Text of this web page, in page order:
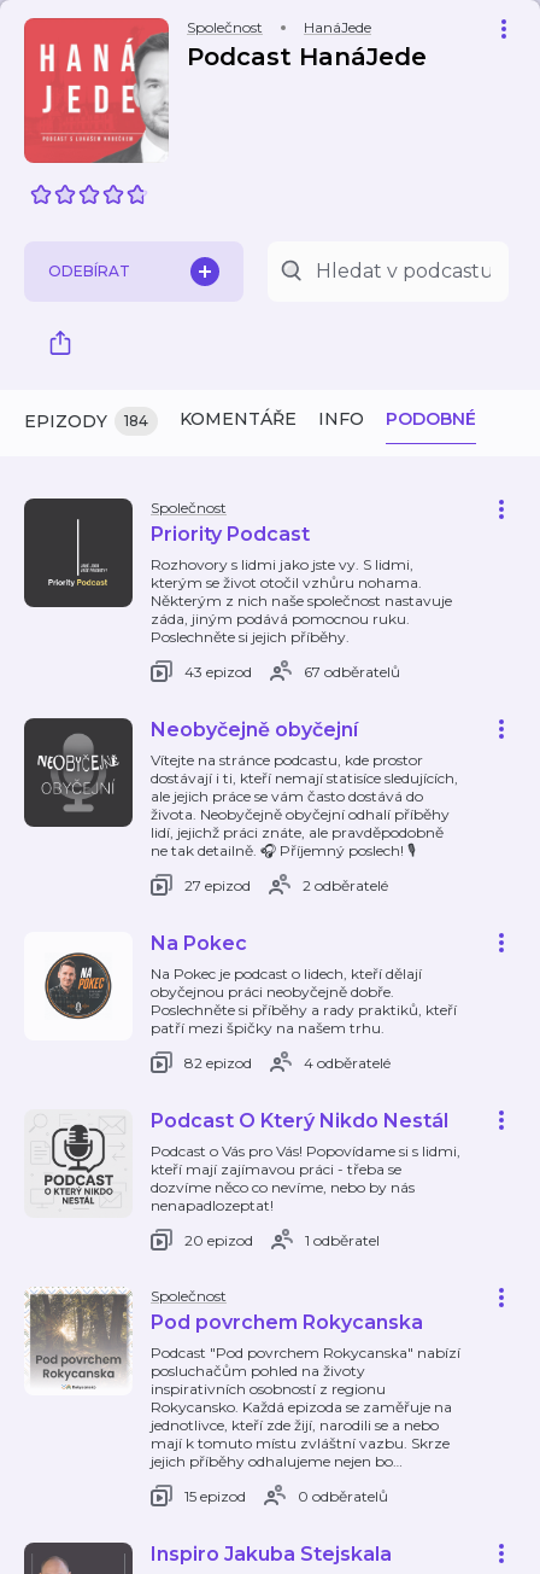
Společnost HanáJede
Podcast HanáJede
ODEBÍRAT
EPIZODY 184 KOMENTÁŘE INFO PODOBNÉ
Společnost
Priority Podcast
Rozhovory s lidmi jako jste vy. S lidmi,
kterým se život otočil vzhůru nohama.
Některým z nich naše společnost nastavuje
záda, jiným podává pomocnou ruku.
Poslechněte si jejich příběhy.
43 epizod
67 odběratelů
Neobyčejně obyčejní
Vítejte na stránce podcastu, kde prostor
dostávají i ti, kteří nemají statisíce sledujících,
ale jejich práce se vám často dostává do
života. Neobyčejně obyčejní odhalí příběhy
lidí, jejichž práci znáte, ale pravděpodobně
ne tak detailně. 🎧 Příjemný poslech! 🎙️
27 epizod
2 odběratelé
Na Pokec
Na Pokec je podcast o lidech, kteří dělají
obyčejnou práci neobyčejně dobře.
Poslechněte si příběhy a rady praktiků, kteří
patří mezi špičky na našem trhu.
82 epizod
4 odběratelé
Podcast O Který Nikdo Nestál
Podcast o Vás pro Vás! Popovídame si s lidmi,
kteří mají zajímavou práci - třeba se
dozvíme něco co nevíme, nebo by nás
nenapadlozeptat!
20 epizod
1 odběratel
Společnost
Pod povrchem Rokycanska
Podcast "Pod povrchem Rokycanska" nabízí
posluchačům pohled na životy
inspirativních osobností z regionu
Rokycansko. Každá epizoda se zaměřuje na
jednotlivce, kteří zde žijí, narodili se a nebo
mají k tomuto místu zvláštní vazbu. Skrze
jejich příběhy odhalujeme nejen bo…
15 epizod
0 odběratelů
Inspiro Jakuba Stejskala